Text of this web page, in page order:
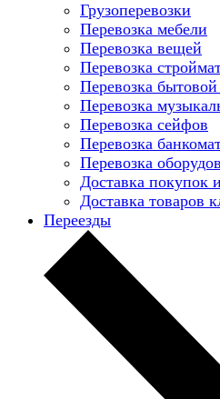
Грузоперевозки
Перевозка мебели
Перевозка вещей
Перевозка
Перевозка
Перевозка
Перевозка сейфов
Перевозка
Перевозка
Доставка покупок
Доставка товаров
Переезды